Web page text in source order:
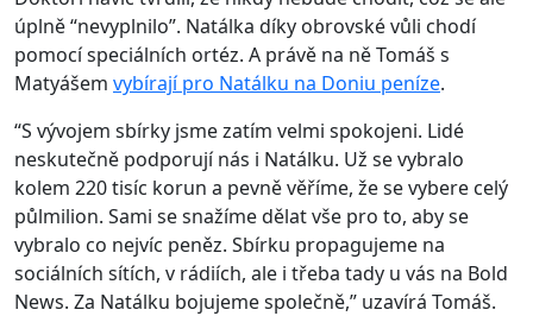
úplně “nevyplnilo”. Natálka díky obrovské vůli chodí
pomocí speciálních ortéz. A právě na ně Tomáš s
Matyášem vybírají pro Natálku na Doniu peníze.
“S vývojem sbírky jsme zatím velmi spokojeni. Lidé
neskutečně podporují nás i Natálku. Už se vybralo
kolem 220 tisíc korun a pevně věříme, že se vybere celý
půlmilion. Sami se snažíme dělat vše pro to, aby se
vybralo co nejvíc peněz. Sbírku propagujeme na
sociálních sítích, v rádiích, ale i třeba tady u vás na Bold
News. Za Natálku bojujeme společně,” uzavírá Tomáš.